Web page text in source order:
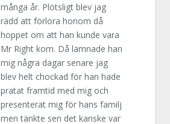
många år. Plötsligt blev jag
rädd att förlora honom då
hoppet om att han kunde vara
Mr Right kom. Då lämnade han
mig några dagar senare jag
blev helt chockad för han hade
pratat framtid med mig och
presenterat mig för hans familj
men tänkte sen det kanske var